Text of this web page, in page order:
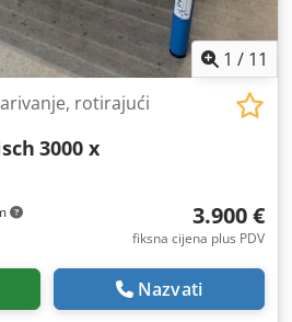
1 / 11
rotirajući
3000 x
3.900 €
fiksna cijena plus PDV
Nazvati